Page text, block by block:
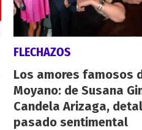
FLECHAZOS
Los amores famosos
Moyano: de Susana
Candela Arizaga,
pasado sentimental